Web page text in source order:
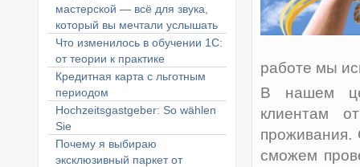
мастерской — всё для звука,
который вы мечтали услышать
Что изменилось в обучении 1С:
от теории к практике
Кредитная карта с льготным
периодом
Hochzeitsgastgeber: So wählen
Sie
Почему я выбираю
эксклюзивный паркет от
работе мы
В нашем
клиентам
сможем